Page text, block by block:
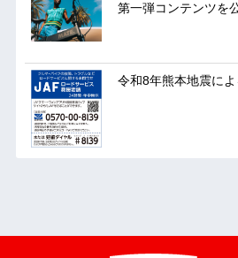
第一弾コンテンツを
令和8年熊本地震に